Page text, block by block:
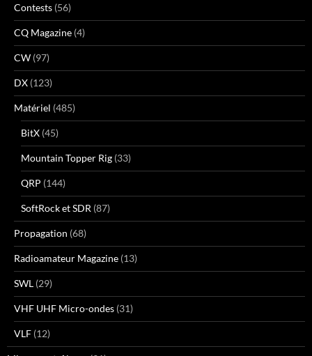
Contests (56)
CQ Magazine (4)
CW (97)
DX (123)
Matériel (485)
BitX (45)
Mountain Topper Rig (33)
QRP (144)
SoftRock et SDR (87)
Propagation (68)
Radioamateur Magazine (13)
SWL (29)
VHF UHF Micro-ondes (31)
VLF (12)